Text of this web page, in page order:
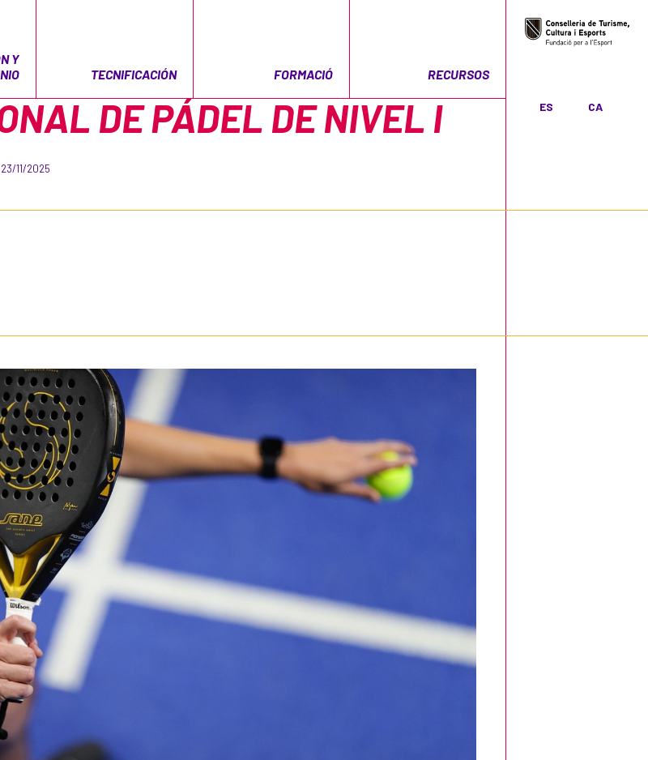
Y
TECNIFICACIÓN FORMACIÓ RECURSOS
ES CA
DE PÁDEL DE NIVEL I
23/11/2025